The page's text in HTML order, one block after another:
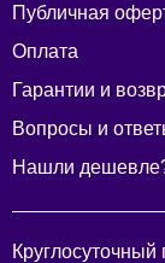
Публичная
Оплата
Гарантии и
Вопросы и
Нашли
Круглосуточный